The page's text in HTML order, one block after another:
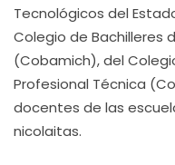
Tecnológicos del
Colegio de Bachilleres
(Cobamich), del
Profesional Técnica
docentes de las
nicolaitas.